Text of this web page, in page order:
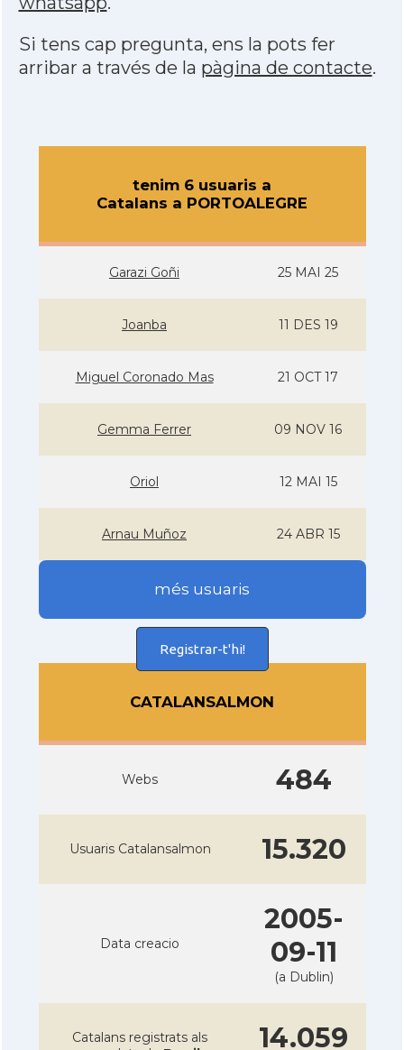
Si tens cap pregunta, ens la pots fer
arribar a través de la pàgina de contacte.
tenim 6 usuaris a
Catalans a PORTOALEGRE
Garazi Goñi 25 MAI 25
Joanba 11 DES 19
Miguel Coronado Mas 21 OCT 17
Gemma Ferrer 09 NOV 16
Oriol 12 MAI 15
Arnau Muñoz 24 ABR 15
més usuaris
Registrar-t'hi!
CATALANSALMON
Webs 484
Usuaris Catalansalmon 15.320
Data creacio
2005-
09-11
(a Dublin)
Catalans registrats als
14.059